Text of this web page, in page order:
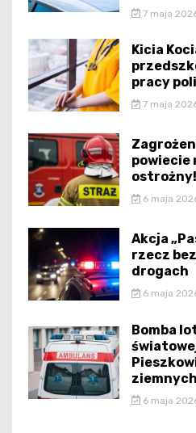
7 maja
Kicia
pracy
7 maja
powiecie
ostrożny!
6 maja
Akcja
rzecz
drogach
6 maja
Bomba
ziemnych
6 maja